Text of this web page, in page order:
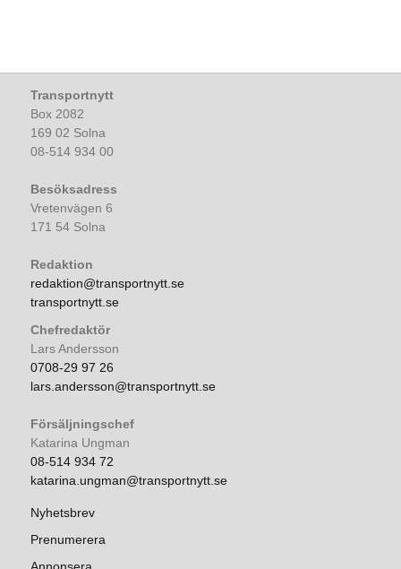
Transportnytt
Box 2082
169 02 Solna
08-514 934 00
Besöksadress
Vretenvägen 6
171 54 Solna
Redaktion
redaktion@transportnytt.se
transportnytt.se
Chefredaktör
Lars Andersson
0708-29 97 26
lars.andersson@transportnytt.se
Försäljningschef
Katarina Ungman
08-514 934 72
katarina.ungman@transportnytt.se
Nyhetsbrev
Prenumerera